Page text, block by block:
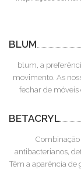
BLUM
blum, a
movimento. As
fechar de
BETACRYL
antibacterianos,
Têm a aparência de